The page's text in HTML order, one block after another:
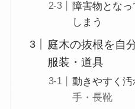
障害物とな
しまう
庭木の抜根を自
服装・道具
動きやすく
手・長靴